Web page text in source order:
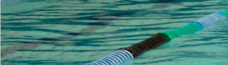
INSTITUCIONAL